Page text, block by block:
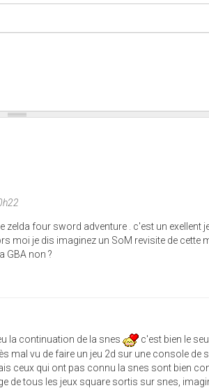
zelda four sword adventure . c'est un exellent
moi je dis imaginez un SoM revisite de cette
GBA non ?
la continuation de la snes
c'est bien le
mal vu de faire un jeu 2d sur une console de
ceux qui ont pas connu la snes sont bien
de tous les jeux square sortis sur snes,